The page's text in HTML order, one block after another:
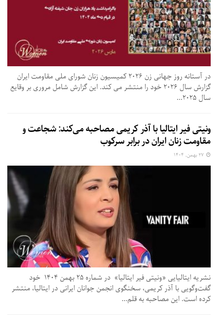
در آستانه روز جهانی زن ۲۰۲۶ کمیسیون زنان شورای ملی مقاومت ایران
گزارش سال ۲۰۲۶ خود را منتشر می کند. این گزارش شامل مروری بر وقایع
سال ۲۰۲۵...
ونیتی فیر ایتالیا با آذر کریمی مصاحبه می‌کند: شجاعت و
مقاومت زنان ایران در برابر سرکوب
نشریه ایتالیایی «ونیتی فیر ایتالیا» در شماره ۲۵ بهمن ۱۴۰۴ خود
گفت‌وگویی با آذر کریمی، سخنگوی انجمن جوانان ایرانی در ایتالیا، منتشر
کرده است. این مصاحبه به قلم...